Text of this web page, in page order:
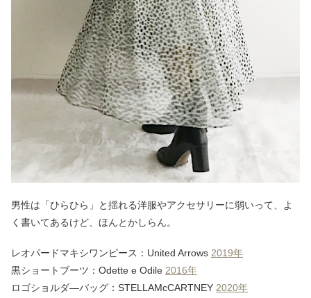
男性は「ひらひら」と揺れる洋服やアクセサリーに弱いって、よ
く書いてあるけど、ほんとかしらん。
レオパードマキシワンピース：United Arrows 2019年
黒ショートブーツ：Odette e Odile 2016年
ロゴショルダ―バッグ：STELLAMcCARTNEY 2020年